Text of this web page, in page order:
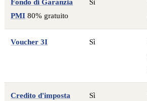
Fondo di Garanzia
PMI 80% gratuito
Sì
Voucher 3I Sì
Credito d'imposta
Sì